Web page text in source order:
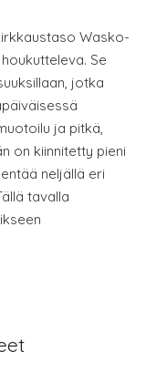
Wasko-
Se
jotka
ja pitkä,
on kiinnitetty pieni
neljällä eri
tavalla